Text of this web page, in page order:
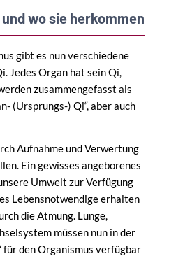
und wo sie herkommen
gibt es nun verschiedene
Jedes Organ hat sein Qi,
zusammengefasst als
(Ursprungs-) Qi“, aber auch
Aufnahme und Verwertung
Ein gewisses angeborenes
Umwelt zur Verfügung
Lebensnotwendige erhalten
die Atmung. Lunge,
müssen nun in der
für den Organismus verfügbar